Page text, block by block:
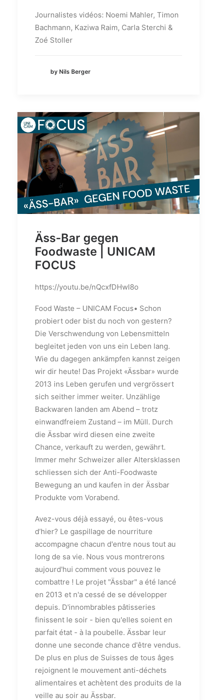
Journalistes vidéos: Noemi Mahler, Timon
Bachmann, Kaziwa Raim, Carla Sterchi &
Zoé Stoller
by Nils Berger
Äss-Bar gegen
Foodwaste | UNICAM
FOCUS
https://youtu.be/nQcxfDHwI8o
Food Waste – UNICAM Focus• Schon
probiert oder bist du noch von gestern?
Die Verschwendung von Lebensmitteln
begleitet jeden von uns ein Leben lang.
Wie du dagegen ankämpfen kannst zeigen
wir dir heute! Das Projekt «Ässbar» wurde
2013 ins Leben gerufen und vergrössert
sich seither immer weiter. Unzählige
Backwaren landen am Abend – trotz
einwandfreiem Zustand – im Müll. Durch
die Ässbar wird diesen eine zweite
Chance, verkauft zu werden, gewährt.
Immer mehr Schweizer aller Altersklassen
schliessen sich der Anti-Foodwaste
Bewegung an und kaufen in der Ässbar
Produkte vom Vorabend.
Avez-vous déjà essayé, ou êtes-vous
d’hier? Le gaspillage de nourriture
accompagne chacun d'entre nous tout au
long de sa vie. Nous vous montrerons
aujourd'hui comment vous pouvez le
combattre ! Le projet "Ässbar" a été lancé
en 2013 et n'a cessé de se développer
depuis. D'innombrables pâtisseries
finissent le soir - bien qu'elles soient en
parfait état - à la poubelle. Ässbar leur
donne une seconde chance d'être vendus.
De plus en plus de Suisses de tous âges
rejoignent le mouvement anti-déchets
alimentaires et achètent des produits de la
veille au soir au Ässbar.